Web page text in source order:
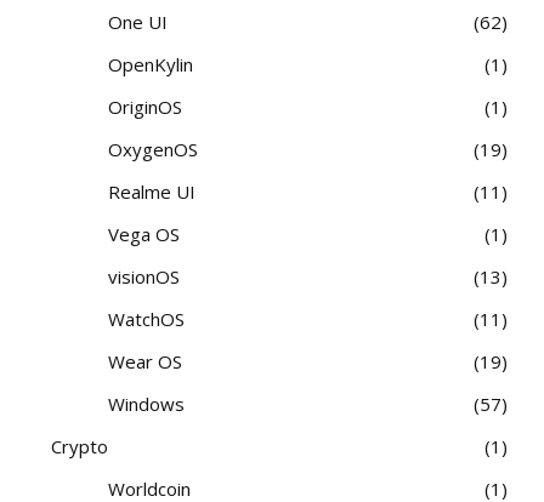
One UI
62
OpenKylin
1
OriginOS
1
OxygenOS
19
Realme UI
11
Vega OS
1
visionOS
13
WatchOS
11
Wear OS
19
Windows
57
Crypto
1
Worldcoin
1